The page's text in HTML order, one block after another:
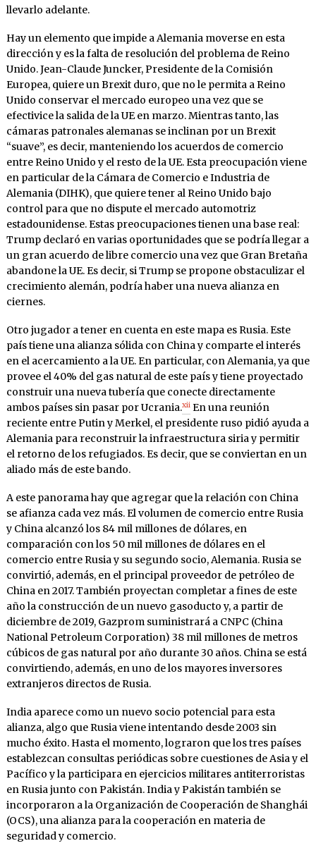
llevarlo adelante.
Hay un elemento que impide a Alemania moverse en esta
dirección y es la falta de resolución del problema de Reino
Unido. Jean-Claude Juncker, Presidente de la Comisión
Europea, quiere un Brexit duro, que no le permita a Reino
Unido conservar el mercado europeo una vez que se
efectivice la salida de la UE en marzo. Mientras tanto, las
cámaras patronales alemanas se inclinan por un Brexit
“suave”, es decir, manteniendo los acuerdos de comercio
entre Reino Unido y el resto de la UE. Esta preocupación viene
en particular de la Cámara de Comercio e Industria de
Alemania (DIHK), que quiere tener al Reino Unido bajo
control para que no dispute el mercado automotriz
estadounidense. Estas preocupaciones tienen una base real:
Trump declaró en varias oportunidades que se podría llegar a
un gran acuerdo de libre comercio una vez que Gran Bretaña
abandone la UE. Es decir, si Trump se propone obstaculizar el
crecimiento alemán, podría haber una nueva alianza en
ciernes.
Otro jugador a tener en cuenta en este mapa es Rusia. Este
país tiene una alianza sólida con China y comparte el interés
en el acercamiento a la UE. En particular, con Alemania, ya que
provee el 40% del gas natural de este país y tiene proyectado
construir una nueva tubería que conecte directamente
ambos países sin pasar por Ucrania.xiiEn una reunión
reciente entre Putin y Merkel, el presidente ruso pidió ayuda a
Alemania para reconstruir la infraestructura siria y permitir
el retorno de los refugiados. Es decir, que se conviertan en un
aliado más de este bando.
A este panorama hay que agregar que la relación con China
se afianza cada vez más. El volumen de comercio entre Rusia
y China alcanzó los 84 mil millones de dólares, en
comparación con los 50 mil millones de dólares en el
comercio entre Rusia y su segundo socio, Alemania. Rusia se
convirtió, además, en el principal proveedor de petróleo de
China en 2017. También proyectan completar a fines de este
año la construcción de un nuevo gasoducto y, a partir de
diciembre de 2019, Gazprom suministrará a CNPC (China
National Petroleum Corporation) 38 mil millones de metros
cúbicos de gas natural por año durante 30 años. China se está
convirtiendo, además, en uno de los mayores inversores
extranjeros directos de Rusia.
India aparece como un nuevo socio potencial para esta
alianza, algo que Rusia viene intentando desde 2003 sin
mucho éxito. Hasta el momento, lograron que los tres países
establezcan consultas periódicas sobre cuestiones de Asia y el
Pacífico y la participara en ejercicios militares antiterroristas
en Rusia junto con Pakistán. India y Pakistán también se
incorporaron a la Organización de Cooperación de Shanghái
(OCS), una alianza para la cooperación en materia de
seguridad y comercio.